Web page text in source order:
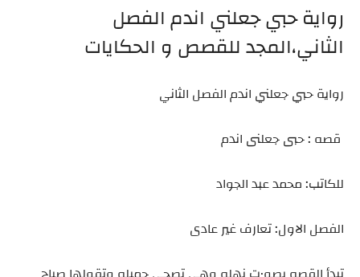
رواية حبي جعلني اندم الفصل
الثاني،المجد للقصص و الحكايات
رواية حبي جعلني اندم الفصل الثاني
قصه : حبى جعلنى اندم
للكاتب: محمد عبد الجواد
الفصل الاول: تعارف غير عادى